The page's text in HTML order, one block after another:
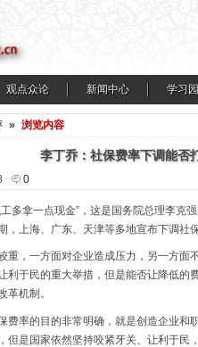
观点众论 新闻中心 学习
» 浏览内容
李丁乔：社保费率下调能否
0
多拿一点现金”，这是国务院总理李克
，上海、广东、天津等多地宣布下调社
重，一方面对企业造成压力，另一方
利于民的重大举措，但是能否让降低的
革机制。
费率的目的非常明确，就是创造企业和
但是国家依然坚持咬紧牙关、让利于民